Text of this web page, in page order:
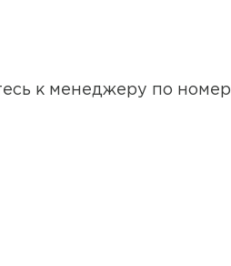
к менеджеру по